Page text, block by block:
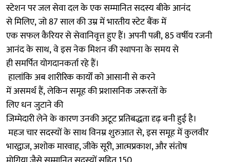
स्टेशन पर जल सेवा दल के एक सम्मानित सदस्य बीके आनंद
से मिलिए, जो 87 साल की उम्र में भारतीय स्टेट बैंक में
एक सफल कैरियर से सेवानिवृत्त हुए हैं। अपनी पत्नी, 85 वर्षीय रजनी
आनंद के साथ, वे इस नेक मिशन की स्थापना के समय से
ही समर्पित योगदानकर्ता रहे हैं।
हालांकि अब शारीरिक कार्यों को आसानी से करने
में असमर्थ हैं, लेकिन समूह की प्रशासनिक जरूरतों के
लिए धन जुटाने की
जिम्मेदारी लेने के कारण उनकी अटूट प्रतिबद्धता दृढ़ बनी हुई है।
महज चार सदस्यों के साथ विनम्र शुरुआत से, इस समूह में कुलवीर
भारद्वाज, अशोक मारवाह, जीके सूरी, आत्मप्रकाश, और संतोष